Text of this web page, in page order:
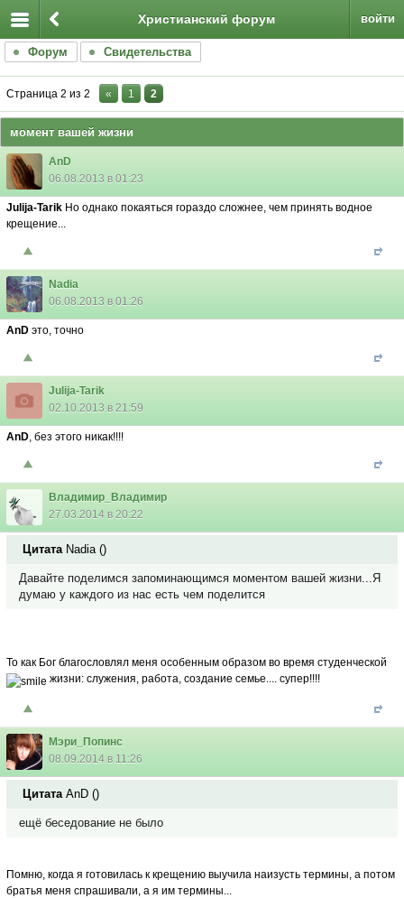
войти
Христианский форум
Форум Свидетельства
Страница 2 из 2 « 1 2
момент вашей жизни
AnD
06.08.2013 в 01:23
Julija-Tarik Но однако покаяться гораздо сложнее, чем принять водное
крещение...
Nadia
06.08.2013 в 01:26
AnD это, точно
Julija-Tarik
02.10.2013 в 21:59
AnD, без этого никак!!!!
Владимир_Владимир
27.03.2014 в 20:22
Цитата Nadia()
Давайте поделимся запоминающимся моментом вашей жизни...Я
думаю у каждого из нас есть чем поделится
То как Бог благословлял меня особенным образом во время студенческой
жизни: служения, работа, создание семье.... супер!!!!
Мэри_Попинс
08.09.2014 в 11:26
Цитата AnD ()
ещë беседование не было
Помню, когда я готовилась к крещению выучила наизусть термины, а потом
братья меня спрашивали, а я им термины...